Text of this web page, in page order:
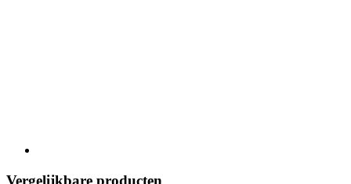
Vergelijkbare producten